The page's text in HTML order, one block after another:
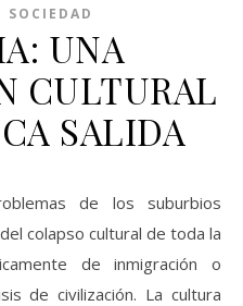
SOCIEDAD
UNA
CULTURAL
SALIDA
colapso cultural de toda la
de inmigración o
de civilización. La cultura